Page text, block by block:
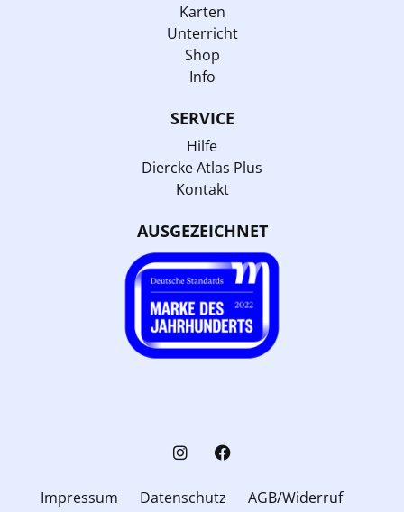
Karten
Unterricht
Shop
Info
SERVICE
Hilfe
Diercke Atlas Plus
Kontakt
AUSGEZEICHNET
Impressum Datenschutz
AGB/Widerruf